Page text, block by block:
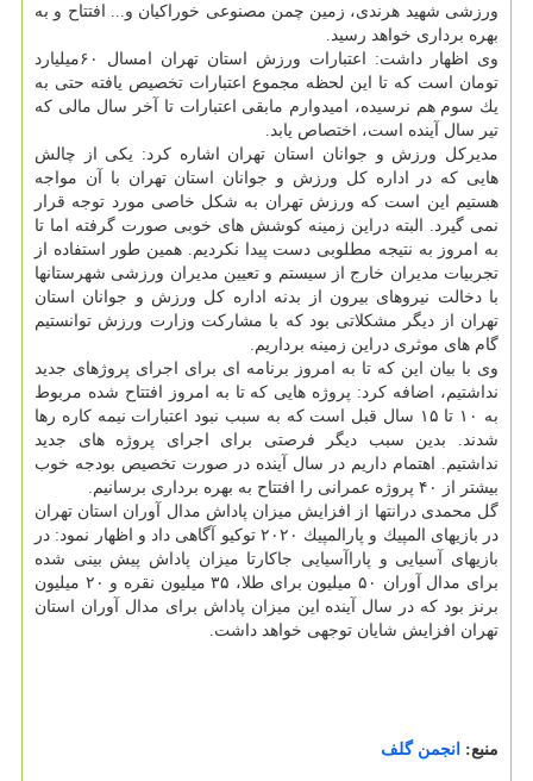
ورزشی شهید هرندی، زمین چمن مصنوعی خوراكیان و... افتتاح و به
بهره برداری خواهد رسید.
وی اظهار داشت: اعتبارات ورزش استان تهران امسال ۶۰میلیارد
تومان است كه تا این لحظه مجموع اعتبارات تخصیص یافته حتی به
یك سوم هم نرسیده، امیدوارم مابقی اعتبارات تا آخر سال مالی كه
تیر سال آینده است، اختصاص یابد.
مدیركل ورزش و جوانان استان تهران اشاره كرد: یكی از چالش
هایی كه در اداره كل ورزش و جوانان استان تهران با آن مواجه
هستیم این است كه ورزش تهران به شكل خاصی مورد توجه قرار
نمی گیرد. البته دراین زمینه كوشش های خوبی صورت گرفته اما تا
به امروز به نتیجه مطلوبی دست پیدا نكردیم. همین طور استفاده از
تجربیات مدیران خارج از سیستم و تعیین مدیران ورزشی شهرستانها
با دخالت نیروهای بیرون از بدنه اداره كل ورزش و جوانان استان
تهران از دیگر مشكلاتی بود كه با مشاركت وزارت ورزش توانستیم
گام های موثری دراین زمینه برداریم.
وی با بیان این كه تا به امروز برنامه ای برای اجرای پروژهای جدید
نداشتیم، اضافه كرد: پروژه هایی كه تا به امروز افتتاح شده مربوط
به ۱۰ تا ۱۵ سال قبل است كه به سبب نبود اعتبارات نیمه كاره رها
شدند. بدین سبب دیگر فرصتی برای اجرای پروژه های جدید
نداشتیم. اهتمام داریم در سال آینده در صورت تخصیص بودجه خوب
بیشتر از ۴۰ پروژه عمرانی را افتتاح به بهره برداری برسانیم.
گل محمدی درانتها از افزایش میزان پاداش مدال آوران استان تهران
در بازیهای المپیك و پارالمپیك ۲۰۲۰ توكیو آگاهی داد و اظهار نمود: در
بازیهای آسیایی و پاراآسیایی جاكارتا میزان پاداش پیش بینی شده
برای مدال آوران ۵۰ میلیون برای طلا، ۳۵ میلیون نقره و ۲۰ میلیون
برنز بود كه در سال آینده این میزان پاداش برای مدال آوران استان
تهران افزایش شایان توجهی خواهد داشت.
منبع: انجمن گلف